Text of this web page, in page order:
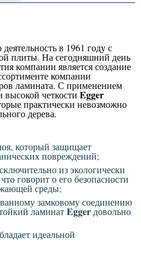
в 1961 году с
плиты. На сегодняшний день
компании является создание
компании
ламината. С применением
четкости Egger
практически невозможно
дерева.
который защищает
повреждений;
из экологически
говорит о его безопасности
среды;
замковому соединению
ламинатEgger довольно
идеальной